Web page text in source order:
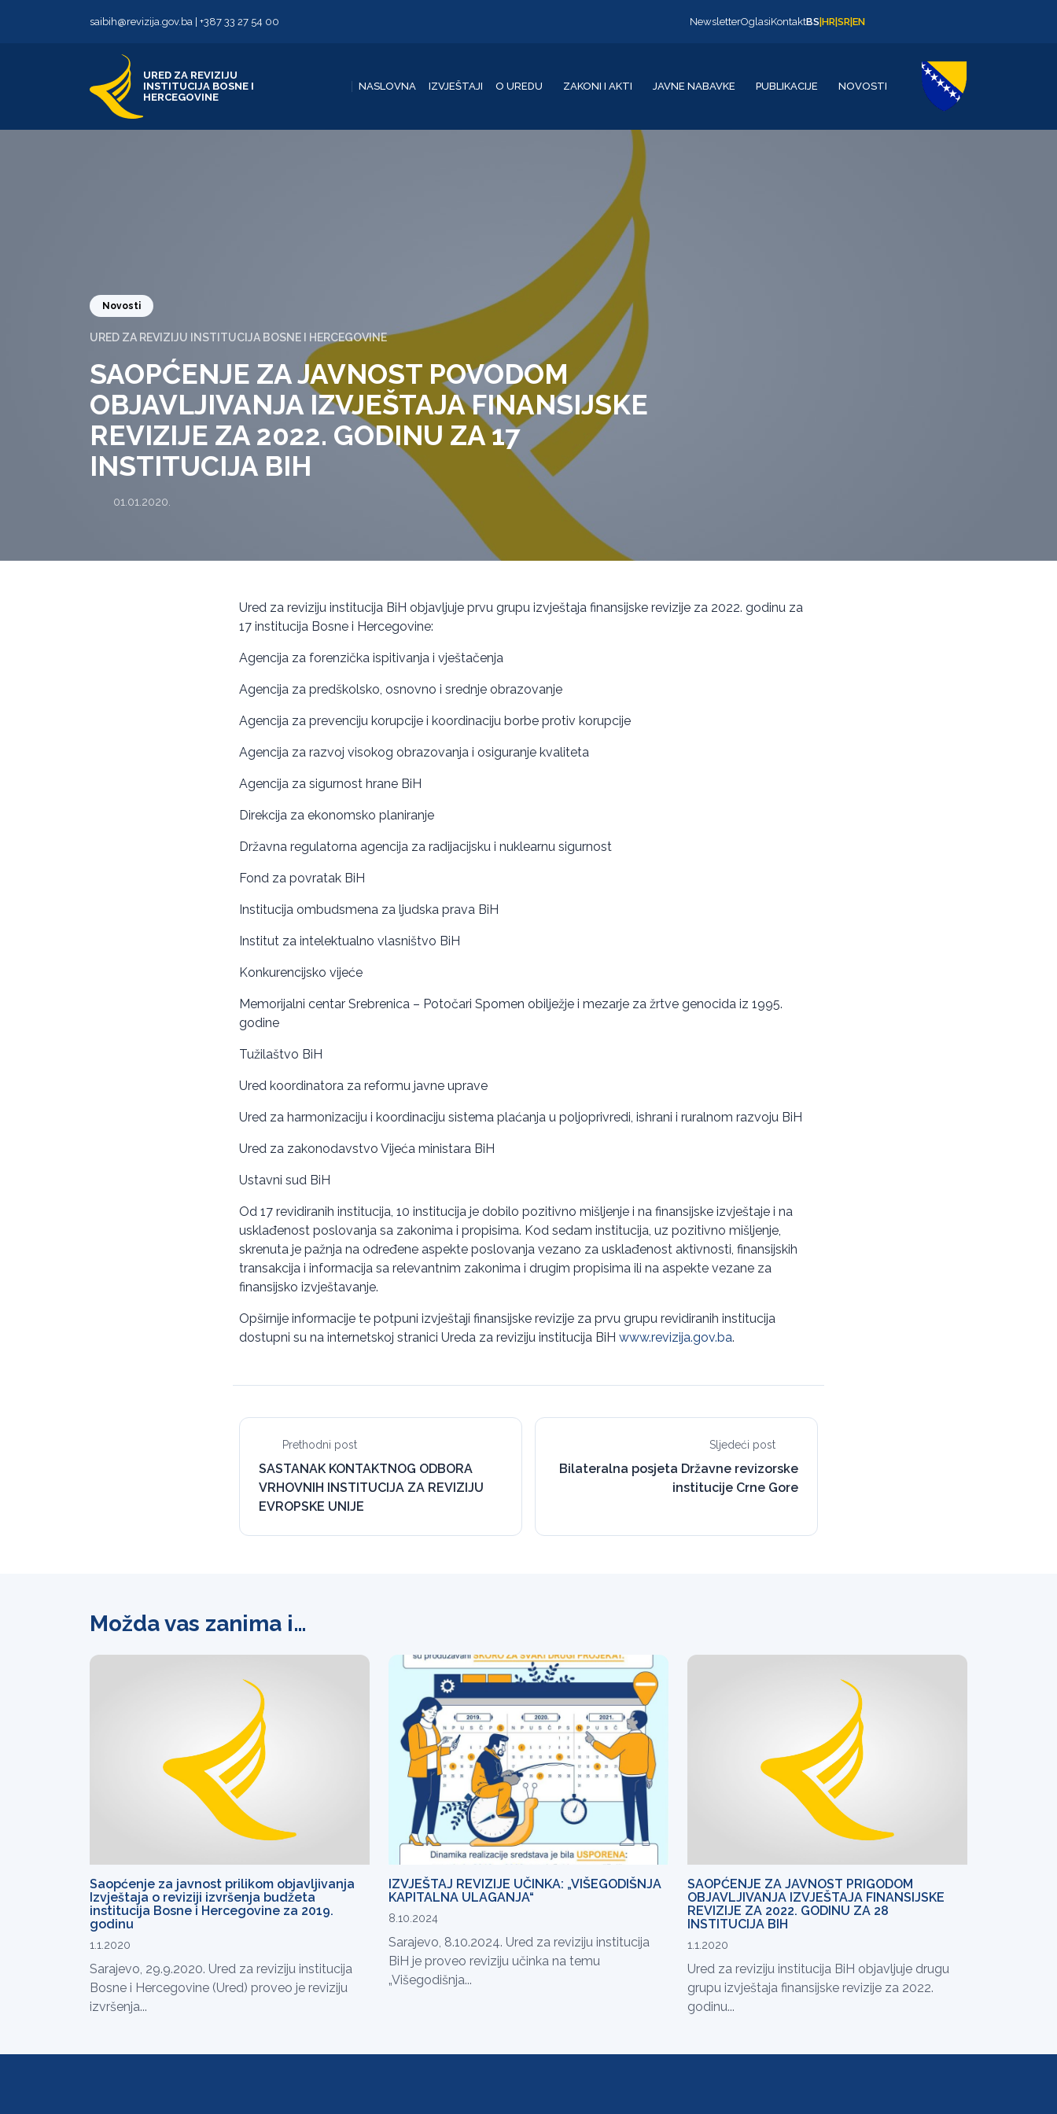
saibih@revizija.gov.ba +387 33 27 54 00 NewsletterOglasiKontaktBS HR SR EN
URED ZA REVIZIJU
INSTITUCIJA BOSNE I
HERCEGOVINE
NASLOVNA IZVJEŠTAJI O UREDU ZAKONI I AKTI JAVNE NABAVKE PUBLIKACIJE NOVOSTI
Novosti
URED ZA REVIZIJU INSTITUCIJA BOSNE I HERCEGOVINE
SAOPĆENJE ZA JAVNOST POVODOM
OBJAVLJIVANJA IZVJEŠTAJA FINANSIJSKE
REVIZIJE ZA 2022. GODINU ZA 17
INSTITUCIJA BIH
01.01.2020.
Ured za reviziju institucija BiH objavljuje prvu grupu izvještaja finansijske revizije za 2022. godinu za
17 institucija Bosne i Hercegovine:
Agencija za forenzička ispitivanja i vještačenja
Agencija za predškolsko, osnovno i srednje obrazovanje
Agencija za prevenciju korupcije i koordinaciju borbe protiv korupcije
Agencija za razvoj visokog obrazovanja i osiguranje kvaliteta
Agencija za sigurnost hrane BiH
Direkcija za ekonomsko planiranje
Državna regulatorna agencija za radijacijsku i nuklearnu sigurnost
Fond za povratak BiH
Institucija ombudsmena za ljudska prava BiH
Institut za intelektualno vlasništvo BiH
Konkurencijsko vijeće
Memorijalni centar Srebrenica – Potočari Spomen obilježje i mezarje za žrtve genocida iz 1995.
godine
Tužilaštvo BiH
Ured koordinatora za reformu javne uprave
Ured za harmonizaciju i koordinaciju sistema plaćanja u poljoprivredi, ishrani i ruralnom razvoju BiH
Ured za zakonodavstvo Vijeća ministara BiH
Ustavni sud BiH
Od 17 revidiranih institucija, 10 institucija je dobilo pozitivno mišljenje i na finansijske izvještaje i na
usklađenost poslovanja sa zakonima i propisima. Kod sedam institucija, uz pozitivno mišljenje,
skrenuta je pažnja na određene aspekte poslovanja vezano za usklađenost aktivnosti, finansijskih
transakcija i informacija sa relevantnim zakonima i drugim propisima ili na aspekte vezane za
finansijsko izvještavanje.
Opširnije informacije te potpuni izvještaji finansijske revizije za prvu grupu revidiranih institucija
dostupni su na internetskoj stranici Ureda za reviziju institucija BiH www.revizija.gov.ba.
Prethodni post
SASTANAK KONTAKTNOG ODBORA
VRHOVNIH INSTITUCIJA ZA REVIZIJU
EVROPSKE UNIJE
Sljedeći post
Bilateralna posjeta Državne revizorske
institucije Crne Gore
Možda vas zanima i…
Saopćenje za javnost prilikom objavljivanja
Izvještaja o reviziji izvršenja budžeta
institucija Bosne i Hercegovine za 2019.
godinu
1.1.2020
Sarajevo, 29.9.2020. Ured za reviziju institucija
Bosne i Hercegovine (Ured) proveo je reviziju
izvršenja...
IZVJEŠTAJ REVIZIJE UČINKA: „VIŠEGODIŠNJA
KAPITALNA ULAGANJA“
8.10.2024
Sarajevo, 8.10.2024. Ured za reviziju institucija
BiH je proveo reviziju učinka na temu
„Višegodišnja...
SAOPĆENJE ZA JAVNOST PRIGODOM
OBJAVLJIVANJA IZVJEŠTAJA FINANSIJSKE
REVIZIJE ZA 2022. GODINU ZA 28
INSTITUCIJA BIH
1.1.2020
Ured za reviziju institucija BiH objavljuje drugu
grupu izvještaja finansijske revizije za 2022.
godinu...